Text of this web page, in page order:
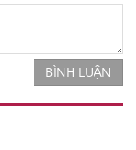
BÌNH LUẬN